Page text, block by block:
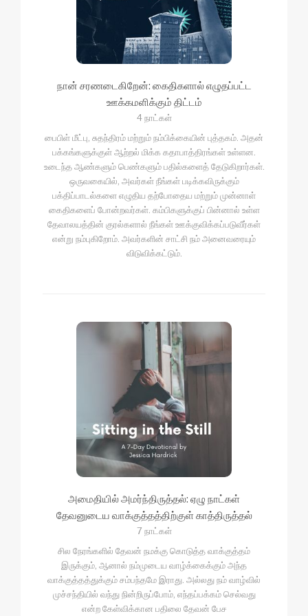
நான் சரணடைகிறேன்: கைதிகளால் எழுதப்பட்ட
ஊக்கமளிக்கும் திட்டம்
4 நாட்கள்
பைபிள் மீட்பு, சுதந்திரம் மற்றும் நம்பிக்கையின் புத்தகம். அதன்
பக்கங்களுக்குள் ஆற்றல் மிக்க கதாபாத்திரங்கள் உள்ளன.
உடைந்த ஆண்களும் பெண்களும் பதில்களைத் தேடுகிறார்கள்.
ஒருவகையில், அவர்கள் நீங்கள் படிக்கவிருக்கும்
பக்திப்பாடல்களை எழுதிய தற்போதைய மற்றும் முன்னாள்
கைதிகளைப் போன்றவர்கள். கம்பிகளுக்குப் பின்னால் உள்ள
தேவாலயத்தின் குரல்களால் நீங்கள் ஊக்குவிக்கப்படுவீர்கள்
என்று நம்புகிறோம். அவர்களின் சாட்சி நம் அனைவரையும்
விடுவிக்கட்டும்.
அமைதியில் அமர்ந்திருத்தல்: ஏழு நாட்கள்
தேவனுடைய வாக்குத்தத்திற்குள் காத்திருத்தல்
7 நாட்கள்
சில நேரங்களில் தேவன் நமக்கு கொடுத்த வாக்குத்தம்
இருக்கும், ஆனால் நம்முடைய வாழ்க்கைக்கும் அந்த
வாக்குத்தத்துக்கும் சம்பந்தமே இராது. அல்லது நம் வாழ்வில்
முச்சந்தியில் வந்து நின்றிருப்போம், எந்தப்பக்கம் செல்வது
என்ற கேள்விக்கான பதிலை தேவன் பேச